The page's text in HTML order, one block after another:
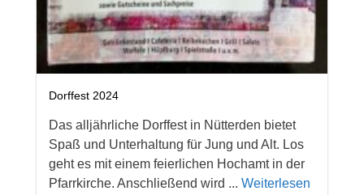
Dorffest 2024
Das alljährliche Dorffest in Nütterden bietet
Spaß und Unterhaltung für Jung und Alt. Los
geht es mit einem feierlichen Hochamt in der
Pfarrkirche. Anschließend wird ... Weiterlesen